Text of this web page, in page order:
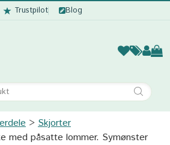
Trustpilot Blog
KvinderSkjorter
med påsatte lommer. Symønster